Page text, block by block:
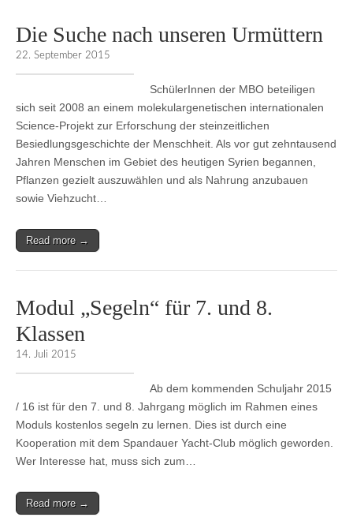
Die Suche nach unseren Urmüttern
22. September 2015
SchülerInnen der MBO beteiligen
sich seit 2008 an einem molekulargenetischen internationalen
Science-Projekt zur Erforschung der steinzeitlichen
Besiedlungsgeschichte der Menschheit. Als vor gut zehntausend
Jahren Menschen im Gebiet des heutigen Syrien begannen,
Pflanzen gezielt auszuwählen und als Nahrung anzubauen
sowie Viehzucht…
Read more →
Modul „Segeln“ für 7. und 8.
Klassen
14. Juli 2015
Ab dem kommenden Schuljahr 2015
/ 16 ist für den 7. und 8. Jahrgang möglich im Rahmen eines
Moduls kostenlos segeln zu lernen. Dies ist durch eine
Kooperation mit dem Spandauer Yacht-Club möglich geworden.
Wer Interesse hat, muss sich zum…
Read more →